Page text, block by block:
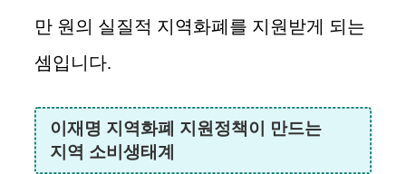
만 원의 실질적 지역화폐를 지원받게 되는
셈입니다.
이재명 지역화폐 지원정책이 만드는
지역 소비생태계